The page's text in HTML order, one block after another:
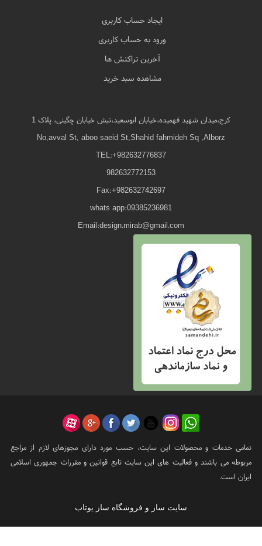
ایجاد حساب کاربری
ورود به حساب کاربری
آخرین تراکنش ها
مشاهده سبد خرید
کرج،میدان شهید فهمیده،خیابان ابوسعید،نبش خیابان چگینی، پلاک 1
No,avval St, aboo saeid St,Shahid fahmideh Sq ,Alborz
TEL:+982632776837
982632772153
Fax:+982632742697
whats app:09385236981
Email:design.mirab@gmail.com
تمامی خدمات و محصولات این سایت، حسب مورد دارای مجوزهای لازم از مراجع
مربوطه می باشند و فعالیت های این سایت تابع قوانین و مقررات جمهوری اسلامی
ایران است.
سایت ساز و فروشگاه ساز یوتاب